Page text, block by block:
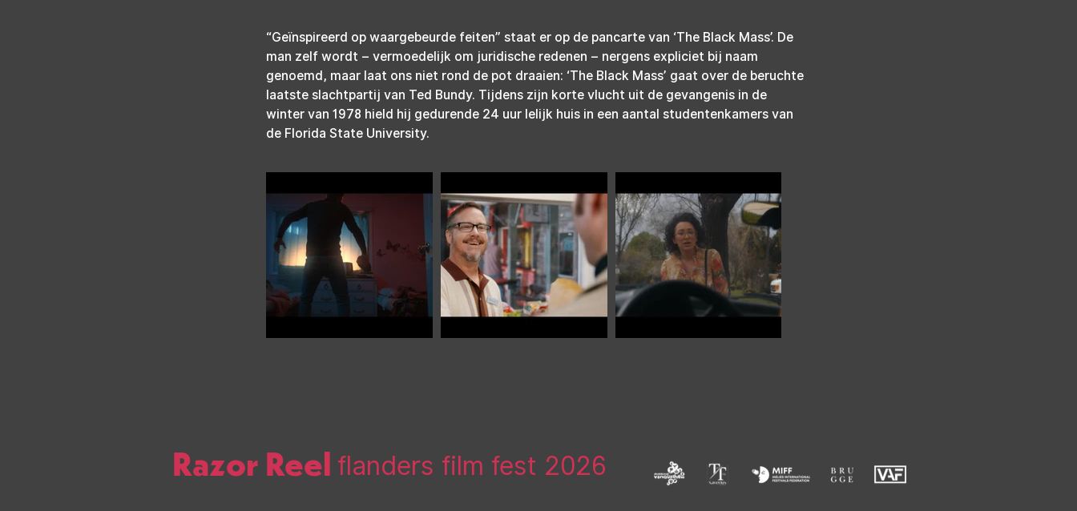
“Geïnspireerd op waargebeurde feiten” staat er op de pancarte van ‘The Black Mass’. De
man zelf wordt – vermoedelijk om juridische redenen – nergens expliciet bij naam
genoemd, maar laat ons niet rond de pot draaien: ‘The Black Mass’ gaat over de beruchte
laatste slachtpartij van Ted Bundy. Tijdens zijn korte vlucht uit de gevangenis in de
winter van 1978 hield hij gedurende 24 uur lelijk huis in een aantal studentenkamers van
de Florida State University.
Previous
Razor Reel flanders film fest 2026